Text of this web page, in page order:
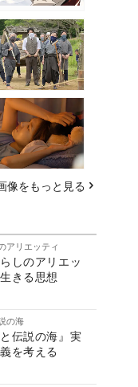
像をもっと見る
アリエッティ
らしのアリエッ
きる思想
の海
と伝説の海』実
を考える